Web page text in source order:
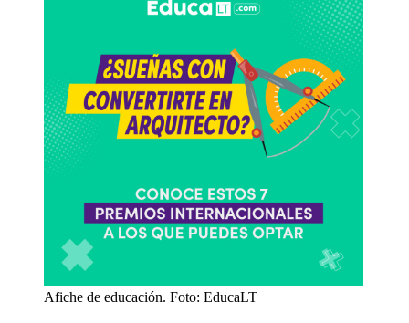
Afiche de educación. Foto: EducaLT